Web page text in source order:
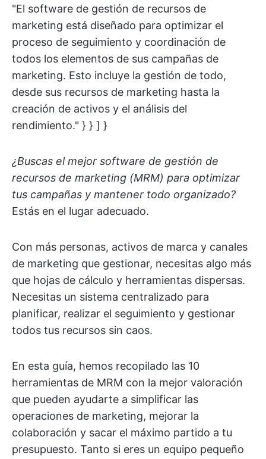
"El software de gestión de recursos de
marketing está diseñado para optimizar el
proceso de seguimiento y coordinación de
todos los elementos de sus campañas de
marketing. Esto incluye la gestión de todo,
desde sus recursos de marketing hasta la
creación de activos y el análisis del
rendimiento." } } ] }
¿Buscas el mejor software de gestión de
recursos de marketing (MRM) para optimizar
tus campañas y mantener todo organizado?
Estás en el lugar adecuado.
Con más personas, activos de marca y canales
de marketing que gestionar, necesitas algo más
que hojas de cálculo y herramientas dispersas.
Necesitas un sistema centralizado para
planificar, realizar el seguimiento y gestionar
todos tus recursos sin caos.
En esta guía, hemos recopilado las 10
herramientas de MRM con la mejor valoración
que pueden ayudarte a simplificar las
operaciones de marketing, mejorar la
colaboración y sacar el máximo partido a tu
presupuesto. Tanto si eres un equipo pequeño